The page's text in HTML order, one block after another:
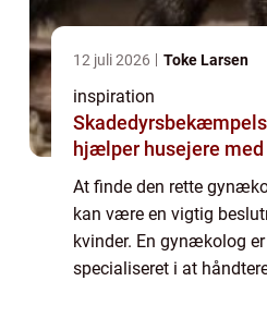
12 juli 2026 Toke Larsen
inspiration
hjælper husejere
At finde den rette
kan være en vigtig
kvinder. En gynækolog
specialiseret i at